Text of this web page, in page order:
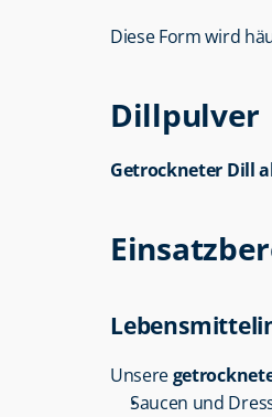
Diese Form wird
Dillpulver
Getrockneter Dill
Unsere
Saucen und